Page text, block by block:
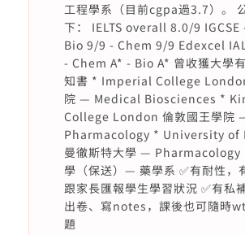
工程學系（目前cgpa過3.7）。
下： IELTS overall 8.0/9
Bio 9/9 - Chem 9/9 Edexcel
- Chem A* - Bio A* 曾收獲大學
知書 * Imperial College
院 — Medical Biosciences *
College London 倫敦國王學院
Pharmacology * University of
曼徹斯特大學 — Pharmacology
學（保送）— 藥學系 ✅有耐性，
跟家長匯報學生學習狀況 ✅有私
出卷、寫notes，課後也可隨時
題